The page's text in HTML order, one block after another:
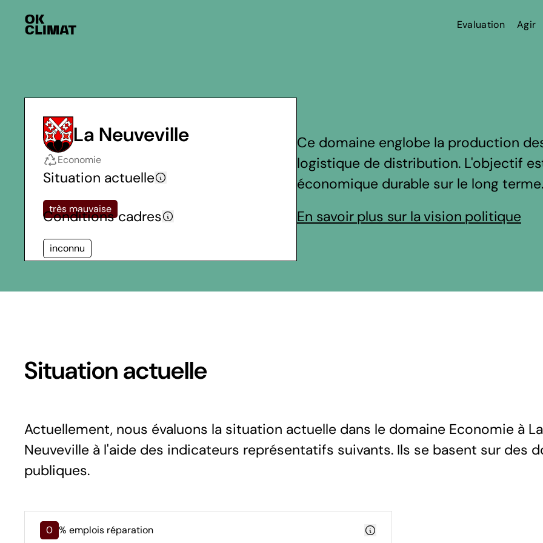
Evaluation Agir
La Neuveville
Economie
Situation actuelle
très mauvaise
Conditions cadres
inconnu
Ce domaine englobe la production
logistique de distribution. L'objectif
économique durable sur le long terme.
En savoir plus sur la vision politique
Situation actuelle
Actuellement, nous évaluons la situation actuelle dans le domaine Economie à La
Neuveville à l'aide des indicateurs représentatifs suivants. Ils se basent sur des
publiques.
0 % emplois réparation